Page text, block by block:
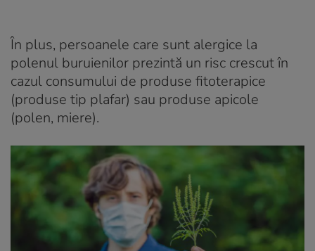
În plus, persoanele care sunt alergice la
polenul buruienilor prezintă un risc crescut în
cazul consumului de produse fitoterapice
(produse tip plafar) sau produse apicole
(polen, miere).